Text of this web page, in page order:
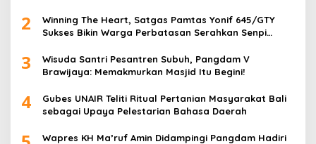
2
Winning The Heart, Satgas Pamtas Yonif 645/GTY
Sukses Bikin Warga Perbatasan Serahkan Senpi
3
Wisuda Santri Pesantren Subuh, Pangdam V
Brawijaya: Memakmurkan Masjid Itu Begini!
4
Gubes UNAIR Teliti Ritual Pertanian Masyarakat Bali
sebagai Upaya Pelestarian Bahasa Daerah
Wapres KH Ma’ruf Amin Didampingi Pangdam Hadiri